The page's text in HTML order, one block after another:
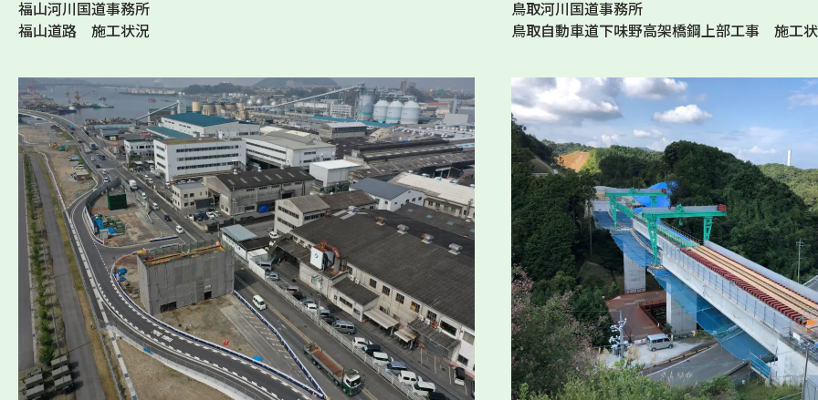
福山河川国道事務所
福山道路 施工状況
鳥取河川国道事務所
鳥取自動車道下味野高架橋鋼上部工事 施工